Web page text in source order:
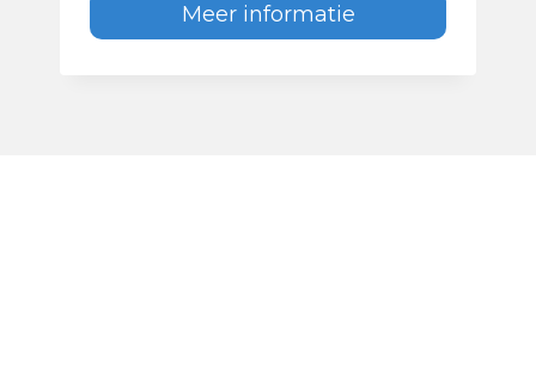
Meer informatie